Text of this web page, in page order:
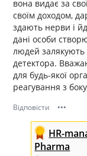
вона видає за
своїм доходом,
здають нерви і
дані особи
людей
детектора.
для будь-якої
реагування з
Відповісти •••
HR-
Pharma